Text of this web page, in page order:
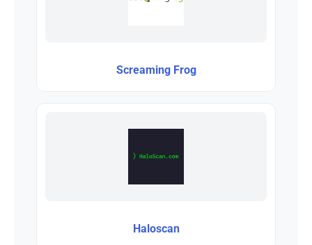
Screaming Frog
Haloscan